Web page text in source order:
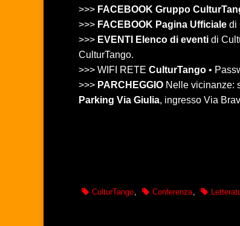
>>> FACEBOOK Gruppo
>>> FACEBOOK Pagina Ufficiale di
>>> EVENTI Elenco di eventi di
CulturTango.
>>> WIFI RETE CulturTango •
>>> PARCHEGGIO Nelle vicinanze:
Parking Via Giulia, ingresso Via
CulturTango, Conferenza,